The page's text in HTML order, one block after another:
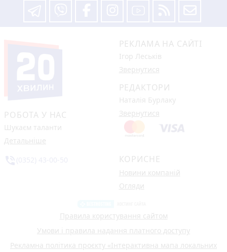
РОБОТА У НАС
Шукаєм таланти
Детальніше
РЕКЛАМА НА САЙТІ
Ігор Леськів
Звернутися
РЕДАКТОРИ
Наталія Бурлаку
Звернутися
КОРИСНЕ
Новини компаній
Огляди
Правила користування сайтом
Умови і правила надання платного доступу
Рекламна політика проєкту «Інтерактивна мапа локальних